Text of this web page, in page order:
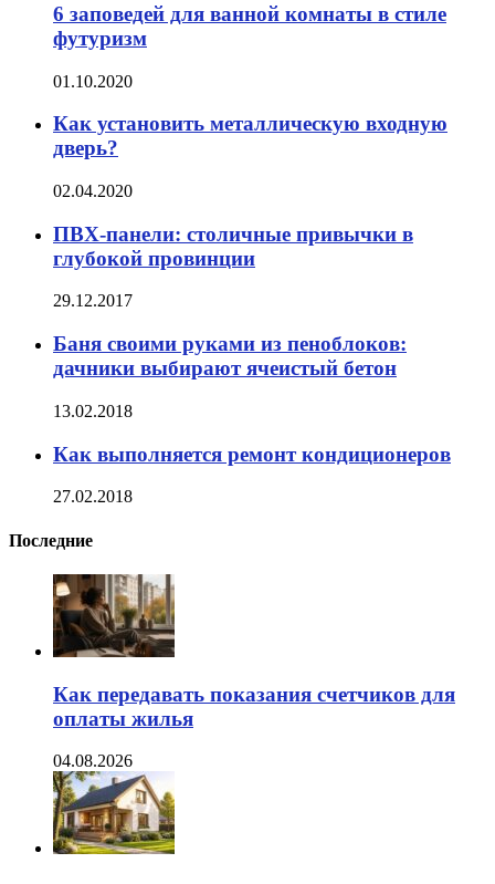
6 заповедей для ванной комнаты в стиле
футуризм
01.10.2020
Как установить металлическую входную
дверь?
02.04.2020
ПВХ-панели: столичные привычки в
глубокой провинции
29.12.2017
Баня своими руками из пеноблоков:
дачники выбирают ячеистый бетон
13.02.2018
Как выполняется ремонт кондиционеров
27.02.2018
Последние
Как передавать показания счетчиков для
оплаты жилья
04.08.2026